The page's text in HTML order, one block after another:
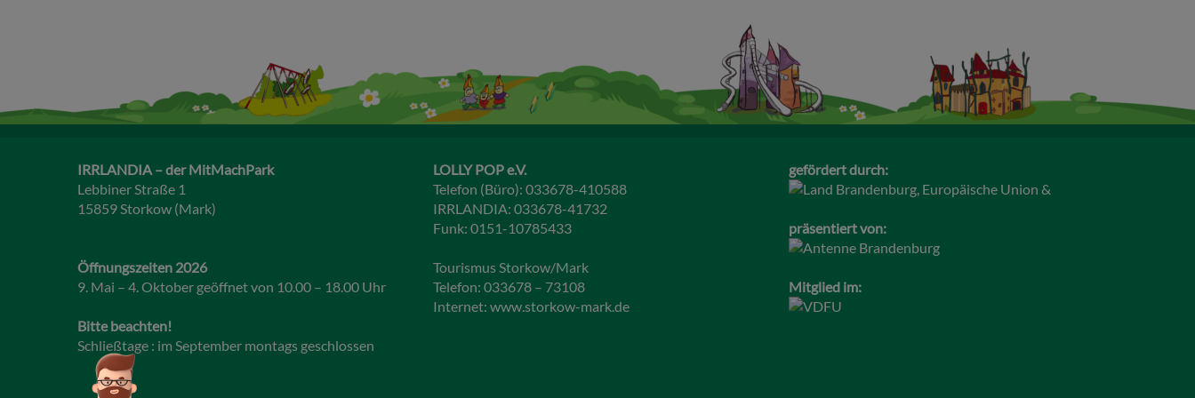
IRRLANDIA – der MitMachPark
Lebbiner Straße 1
15859 Storkow (Mark)
Öffnungszeiten 2026
9. Mai – 4. Oktober geöffnet von 10.00 – 18.00 Uhr
Bitte beachten!
Schließtage : im September montags geschlossen
LOLLY POP e.V.
Telefon (Büro): 033678-410588
IRRLANDIA: 033678-41732
Funk: 0151-10785433
Tourismus Storkow/Mark
Telefon: 033678 – 73108
Internet: www.storkow-mark.de
gefördert durch:
präsentiert von:
Mitglied im: